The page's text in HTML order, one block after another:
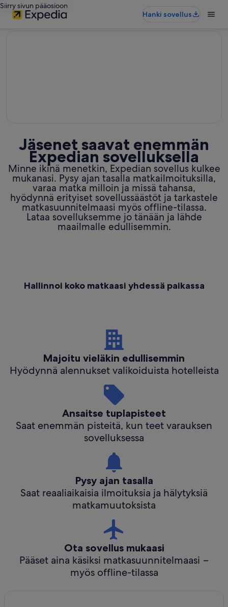
Siirry sivun pääosioon
Hanki sovellus
Jäsenet saavat enemmän
Expedian sovelluksella
Minne ikinä menetkin, Expedian sovellus kulkee
mukanasi. Pysy ajan tasalla matkailmoituksilla,
varaa matka milloin ja missä tahansa,
hyödynnä erityiset sovellussäästöt ja tarkastele
matkasuunnitelmaasi myös offline-tilassa.
Lataa sovelluksemme jo tänään ja lähde
maailmalle edullisemmin.
Hallinnoi koko matkaasi yhdessä paikassa
Majoitu vieläkin edullisemmin
Hyödynnä alennukset valikoiduista hotelleista
Ansaitse tuplapisteet
Saat enemmän pisteitä, kun teet varauksen
sovelluksessa
Pysy ajan tasalla
Saat reaaliaikaisia ilmoituksia ja hälytyksiä
matkamuutoksista
Ota sovellus mukaasi
Pääset aina käsiksi matkasuunnitelmaasi −
myös offline-tilassa